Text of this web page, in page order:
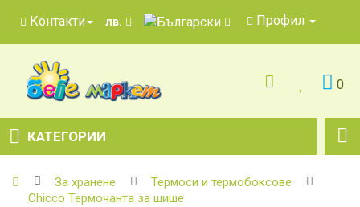
Контакти лв. Профил
0
КАТЕГОРИИ
За хранене
Термоси и термобоксове
Chicco Термочанта за шише